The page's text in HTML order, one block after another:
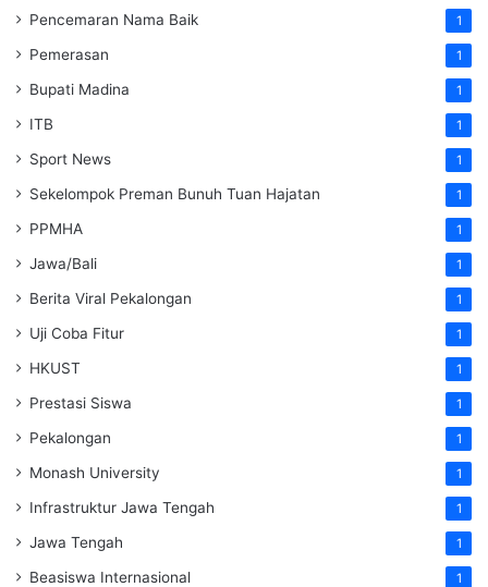
Pencemaran Nama Baik 1
Pemerasan 1
Bupati Madina 1
ITB 1
Sport News 1
Sekelompok Preman Bunuh Tuan Hajatan 1
PPMHA 1
Jawa/Bali 1
Berita Viral Pekalongan 1
Uji Coba Fitur 1
HKUST 1
Prestasi Siswa 1
Pekalongan 1
Monash University 1
Infrastruktur Jawa Tengah 1
Jawa Tengah 1
Beasiswa Internasional 1